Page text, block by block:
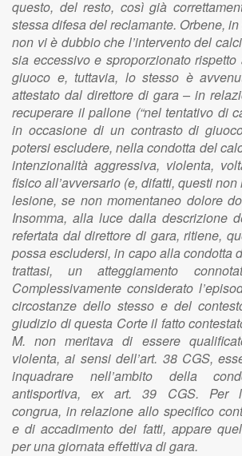
questo, del resto, così già
stessa difesa del reclamante. Orbene,
non vi è dubbio che l’intervento del
sia eccessivo e sproporzionato
giuoco e, tuttavia, lo stesso è
attestato dal direttore di gara – in
recuperare il pallone (“nel tentativo di
in occasione di un contrasto di
potersi escludere, nella condotta del
intenzionalità aggressiva, violenta,
fisico all’avversario (e, difatti, questi
lesione, se non momentaneo dolore
Insomma, alla luce dalla descrizione
refertata dal direttore di gara, ritiene,
possa escludersi, in capo alla condotta
trattasi, un atteggiamento
Complessivamente considerato
circostanze dello stesso e del
giudizio di questa Corte il fatto
M. non meritava di essere
violenta, ai sensi dell’art. 38 CGS,
inquadrare nell’ambito della
antisportiva, ex art. 39 CGS. Per
congrua, in relazione allo specifico
e di accadimento dei fatti, appare
per una giornata effettiva di gara.